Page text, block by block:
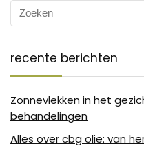
recente berichten
Zonnevlekken in het
behandelingen
Alles over cbg olie: van